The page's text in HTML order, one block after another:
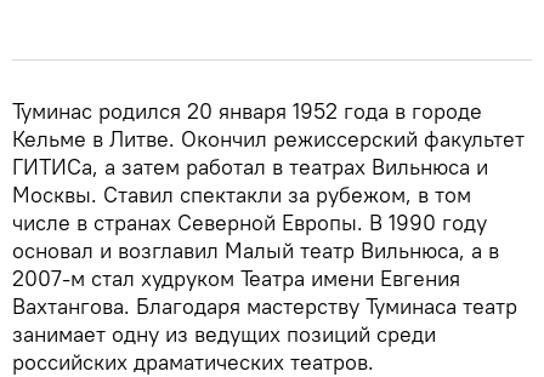
Туминас родился 20 января 1952 года в городе
Кельме в Литве. Окончил режиссерский факультет
ГИТИСа, а затем работал в театрах Вильнюса и
Москвы. Ставил спектакли за рубежом, в том
числе в странах Северной Европы. В 1990 году
основал и возглавил Малый театр Вильнюса, а в
2007-м стал худруком Театра имени Евгения
Вахтангова. Благодаря мастерству Туминаса театр
занимает одну из ведущих позиций среди
российских драматических театров.